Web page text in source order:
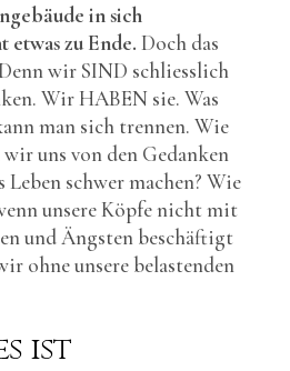
in sich
etwas zu Ende. Doch das
wir SIND schliesslich
Wir HABEN sie. Was
man sich trennen. Wie
uns von den Gedanken
Leben schwer machen? Wie
unsere Köpfe nicht mit
und Ängsten beschäftigt
ohne unsere belastenden
ist